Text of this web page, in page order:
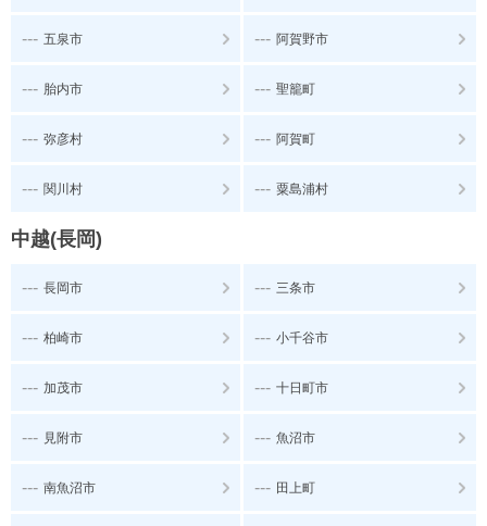
--- 五泉市 --- 阿賀野市
--- 胎内市 --- 聖籠町
--- 弥彦村 --- 阿賀町
--- 関川村 --- 粟島浦村
中越(長岡)
--- 長岡市 --- 三条市
--- 柏崎市 --- 小千谷市
--- 加茂市 --- 十日町市
--- 見附市 --- 魚沼市
--- 南魚沼市 --- 田上町